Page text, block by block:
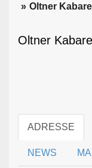
Oltner
Oltner
ADRESSE
NEWS